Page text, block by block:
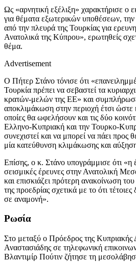
Ως «αρνητική εξέλιξη» χαρακτήρισε ο
για θέματα εξωτερικών υποθέσεων,
από την πλευρά της Τουρκίας για
Ανατολικά της Κύπρου», ερωτηθείς
θέμα.
Advertisement
Ο Πήτερ Στάνο τόνισε ότι
Τουρκία πρέπει να σεβαστεί τα
κρατών-μελών της ΕΕ» και συμπλήρωσε
αποκλιμάκωση στην περιοχή έτσι ώστε
οποίες θα ωφελήσουν και τις δύο
Ελληνο-Κυπριακή και την Τουρκο-
συνεχιστεί και να μπορεί να πάει προς
μία κατεύθυνση κλιμάκωσης και
Επίσης, ο κ. Στάνο υπογράμμισε ότι
σεισμικές έρευνες στην Ανατολική
και επισκιάζει πρότερη ανακοίνωση
της προεδρίας σχετικά με το ότι
σε αναμονή».
Ρωσία
Στο μεταξύ ο Πρόεδρος της Κυπριακής
Αναστασιάδης σε τηλεφωνική
Βλαντιμίρ Πούτιν ζήτησε τη